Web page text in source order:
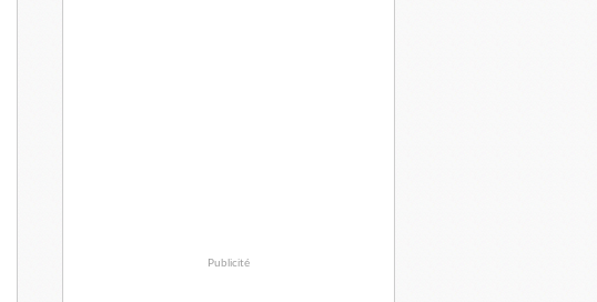
Publicité